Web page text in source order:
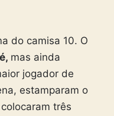
do camisa 10. O
mas ainda
jogador de
estamparam o
três